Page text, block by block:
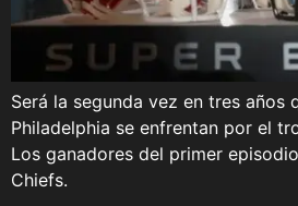
Será la segunda vez en tres años
Philadelphia se enfrentan por el
Los ganadores del primer
Chiefs.